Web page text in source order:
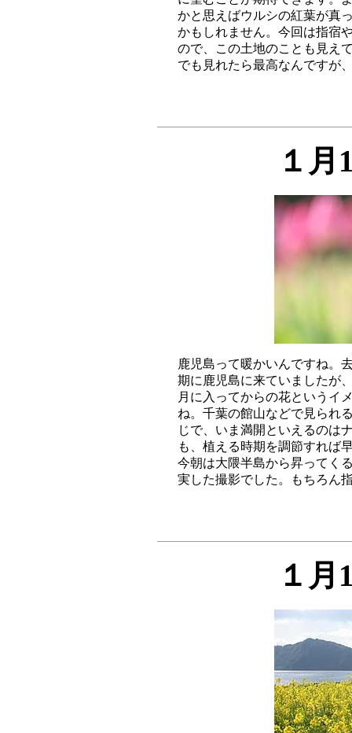
かと思えばウルシの紅葉が真
かもしれません。今回は指宿
ので、この土地のことも見え
１月
鹿児島って暖かいんですね。
期に鹿児島に来ていましたが
月に入ってからの花というイ
ね。千葉の館山などで見られ
じで、いま満開といえるのは
も、植える時期を調節すれば
今朝は大隈半島から昇ってく
１月